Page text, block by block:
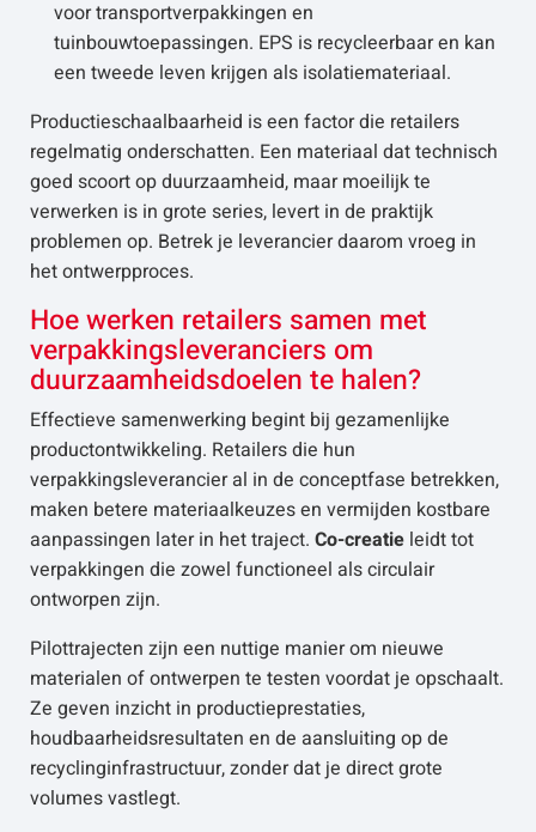
voor transportverpakkingen en
tuinbouwtoepassingen. EPS is recycleerbaar en kan
een tweede leven krijgen als isolatiemateriaal.
Productieschaalbaarheid is een factor die retailers
regelmatig onderschatten. Een materiaal dat technisch
goed scoort op duurzaamheid, maar moeilijk te
verwerken is in grote series, levert in de praktijk
problemen op. Betrek je leverancier daarom vroeg in
het ontwerpproces.
Hoe werken retailers samen met
verpakkingsleveranciers om
duurzaamheidsdoelen te halen?
Effectieve samenwerking begint bij gezamenlijke
productontwikkeling. Retailers die hun
verpakkingsleverancier al in de conceptfase betrekken,
maken betere materiaalkeuzes en vermijden kostbare
aanpassingen later in het traject. Co-creatie leidt tot
verpakkingen die zowel functioneel als circulair
ontworpen zijn.
Pilottrajecten zijn een nuttige manier om nieuwe
materialen of ontwerpen te testen voordat je opschaalt.
Ze geven inzicht in productieprestaties,
houdbaarheidsresultaten en de aansluiting op de
recyclinginfrastructuur, zonder dat je direct grote
volumes vastlegt.